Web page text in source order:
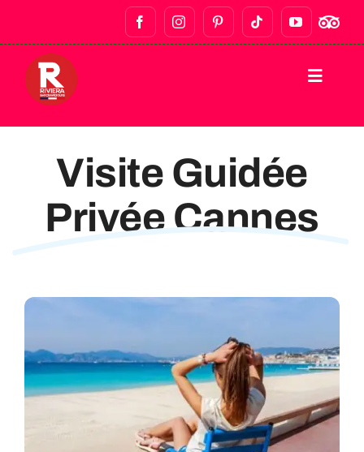
VISITES GASTRONOMIQUES
VISITES PRIVÉES
EXPÉRIENCES SUR L’EAU
Visite Guidée
Privée Cannes